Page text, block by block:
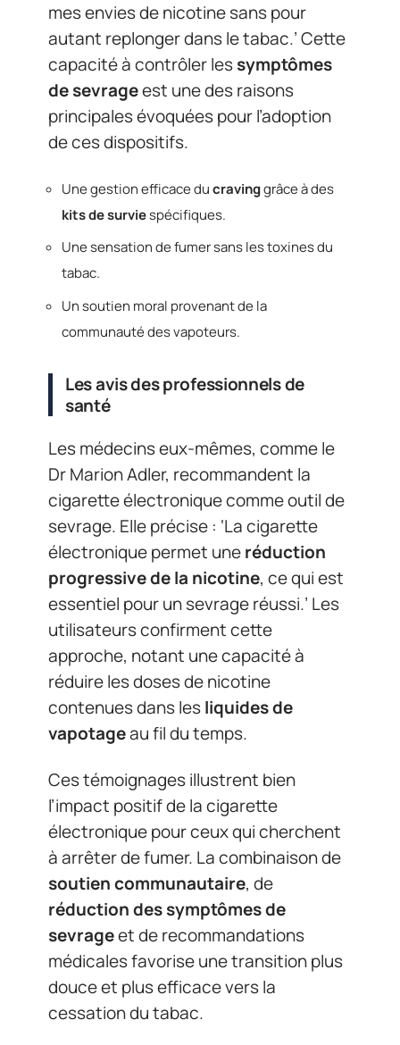
mes envies de nicotine sans pour
autant replonger dans le tabac.’ Cette
capacité à contrôler lessymptômes
de sevrageest une des raisons
principales évoquées pour l’adoption
de ces dispositifs.
Une gestion efficace ducravinggrâce à des
kits de surviespécifiques.
Une sensation de fumer sans les toxines du
tabac.
Un soutien moral provenant de la
communauté des vapoteurs.
Les avis des professionnels de
santé
Les médecins eux-mêmes, comme le
Dr Marion Adler, recommandent la
cigarette électronique comme outil de
sevrage. Elle précise : ‘La cigarette
électronique permet uneréduction
progressive de la nicotine, ce qui est
essentiel pour un sevrage réussi.’ Les
utilisateurs confirment cette
approche, notant une capacité à
réduire les doses de nicotine
contenues dans lesliquides de
vapotageau fil du temps.
Ces témoignages illustrent bien
l’impact positif de la cigarette
électronique pour ceux qui cherchent
à arrêter de fumer. La combinaison de
soutien communautaire, de
réduction des symptômes de
sevrageet de recommandations
médicales favorise une transition plus
douce et plus efficace vers la
cessation du tabac.